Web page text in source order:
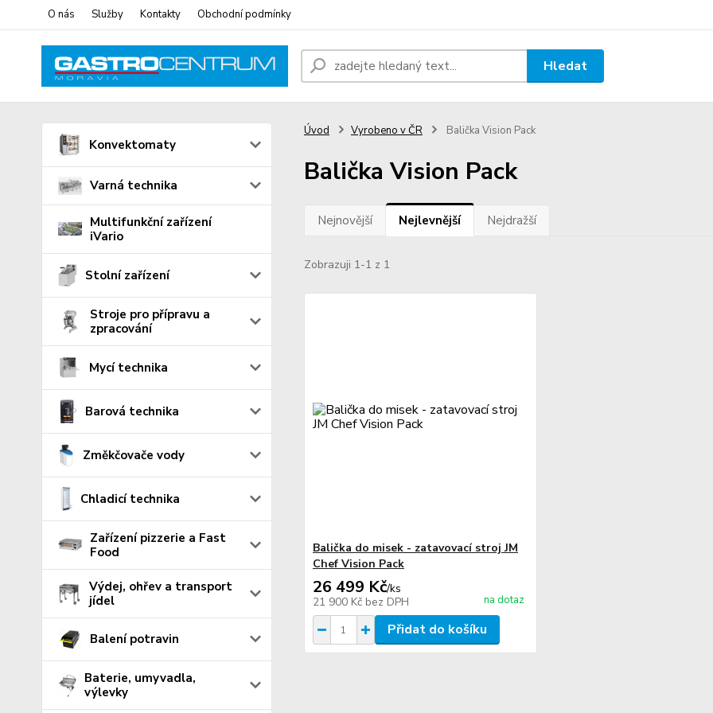
O nás Služby Kontakty Obchodní podmínky
Hledat
Konvektomaty
Varná technika
Multifunkční zařízení
iVario
Stolní zařízení
Stroje pro přípravu a
zpracování
Mycí technika
Barová technika
Změkčovače vody
Chladicí technika
Zařízení pizzerie a Fast
Food
Výdej, ohřev a transport
jídel
Balení potravin
Baterie, umyvadla,
výlevky
Úvod Vyrobeno v ČR Balička Vision Pack
Balička Vision Pack
Nejnovější Nejlevnější Nejdražší
Zobrazuji 1-1 z 1
Balička do misek - zatavovací stroj JM
Chef Vision Pack
26 499 Kč/ks
21 900 Kč bez DPH na dotaz
Přidat do košíku